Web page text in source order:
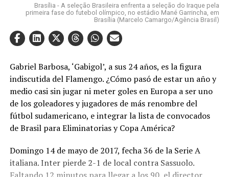
Brasília - A seleção Brasileira enfrenta a seleção do Iraque pela
primeira fase do futebol olímpico, no estádio Mané Garrincha, em
Brasília (Marcelo Camargo/Agência Brasil)
Gabriel Barbosa, ‘Gabigol’, a sus 24 años, es la figura
indiscutida del Flamengo. ¿Cómo pasó de estar un año y
medio casi sin jugar ni meter goles en Europa a ser uno
de los goleadores y jugadores de más renombre del
fútbol sudamericano, e integrar la lista de convocados
de Brasil para Eliminatorias y Copa América?
Domingo 14 de mayo de 2017, fecha 36 de la Serie A
italiana. Inter pierde 2-1 de local contra Sassuolo.